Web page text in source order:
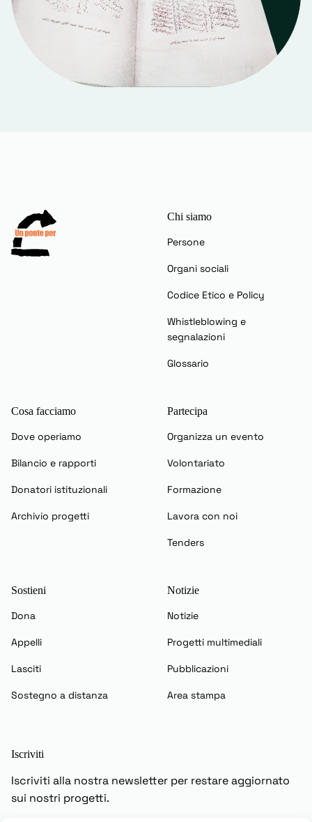
Chi siamo
Persone
Organi sociali
Codice Etico e Policy
Whistleblowing e
segnalazioni
Glossario
Cosa facciamo
Dove operiamo
Bilancio e rapporti
Donatori istituzionali
Archivio progetti
Partecipa
Organizza un evento
Volontariato
Formazione
Lavora con noi
Tenders
Sostieni
Dona
Appelli
Lasciti
Sostegno a distanza
Notizie
Notizie
Progetti multimediali
Pubblicazioni
Area stampa
Iscriviti
Iscriviti alla nostra newsletter per restare aggiornato
sui nostri progetti.